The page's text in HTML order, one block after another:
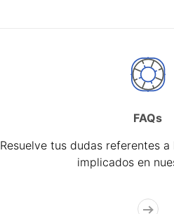
FAQs
Resuelve tus dudas referentes
implicados en